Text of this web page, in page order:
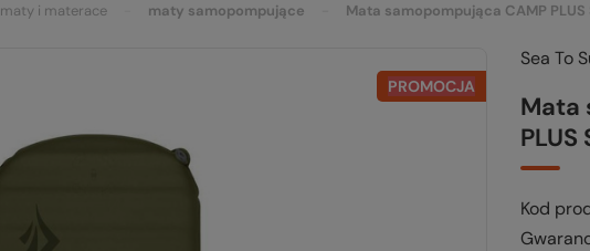
maty i materace maty samopompujące Mata samopompująca CAMP PLUS
PROMOCJA
Sea To
Mata
PLUS
Kod